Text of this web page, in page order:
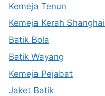
Kemeja Tenun
Kemeja Kerah Shanghai
Batik Bola
Batik Wayang
Kemeja Pejabat
Jaket Batik